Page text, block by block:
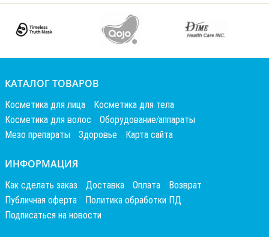
КАТАЛОГ ТОВАРОВ
Косметика для лица
Косметика для тела
Косметика для волос
Оборудование/аппараты
Мезо препараты
Здоровье Карта сайта
ИНФОРМАЦИЯ
Как сделать заказ Доставка Оплата
Возврат
Публичная оферта
Политика обработки ПД
Подписаться на новости